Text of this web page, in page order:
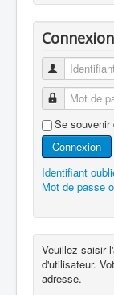
Identifiant
Mot de
Se souvenir
Connexion
Identifiant
Mot de passe
Veuillez saisir
d'utilisateur.
adresse.